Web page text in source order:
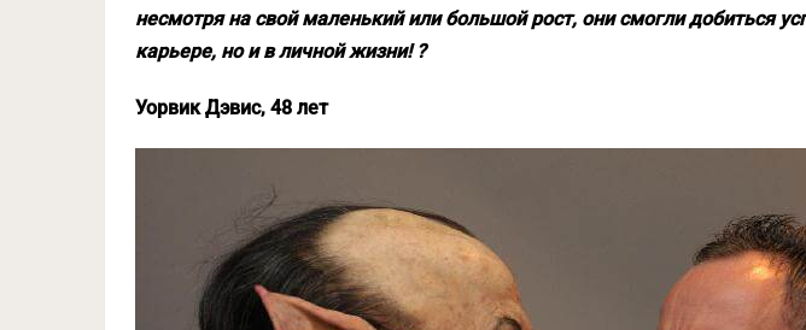
несмотря на свой маленький или большой рост, они смогли добиться
карьере, но и в личной жизни! ?
Уорвик Дэвис, 48 лет